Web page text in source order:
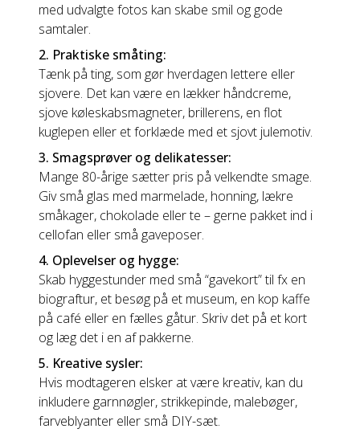
med udvalgte fotos kan skabe smil og gode
samtaler.
2. Praktiske småting:
Tænk på ting, som gør hverdagen lettere eller
sjovere. Det kan være en lækker håndcreme,
sjove køleskabsmagneter, brillerens, en flot
kuglepen eller et forklæde med et sjovt julemotiv.
3. Smagsprøver og delikatesser:
Mange 80-årige sætter pris på velkendte smage.
Giv små glas med marmelade, honning, lækre
småkager, chokolade eller te – gerne pakket ind i
cellofan eller små gaveposer.
4. Oplevelser og hygge:
Skab hyggestunder med små “gavekort” til fx en
biograftur, et besøg på et museum, en kop kaffe
på café eller en fælles gåtur. Skriv det på et kort
og læg det i en af pakkerne.
5. Kreative sysler:
Hvis modtageren elsker at være kreativ, kan du
inkludere garnnøgler, strikkepinde, malebøger,
farveblyanter eller små DIY-sæt.